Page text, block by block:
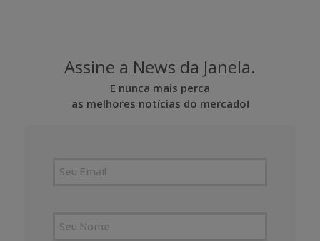
Assine a News da Janela.
E nunca mais perca
as melhores notícias do mercado!